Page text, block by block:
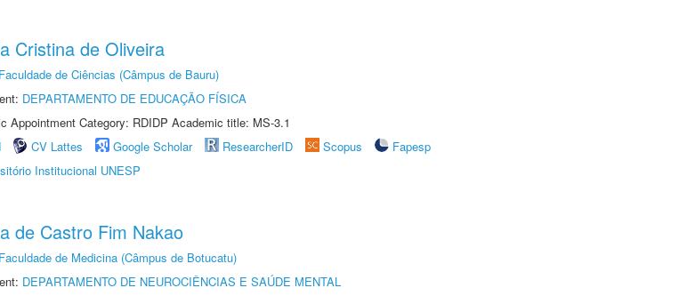
Cristina de Oliveira
Faculdade de Ciências (Câmpus de Bauru)
DEPARTAMENTO DE EDUCAÇÃO FÍSICA
Appointment Category: RDIDP Academic title: MS-3.1
CV Lattes Google Scholar ResearcherID Scopus
Fapesp
Institucional UNESP
de Castro Fim Nakao
Faculdade de Medicina (Câmpus de Botucatu)
DEPARTAMENTO DE NEUROCIÊNCIAS E SAÚDE MENTAL